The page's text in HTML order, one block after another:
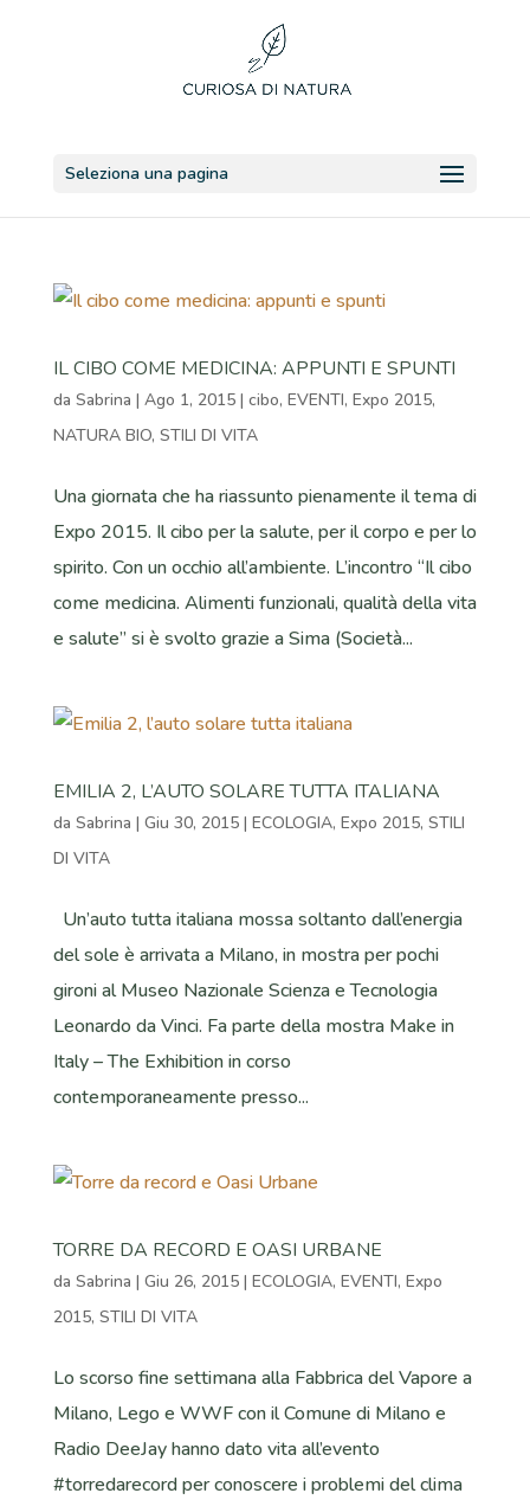
Seleziona una pagina
IL CIBO COME MEDICINA: APPUNTI E SPUNTI
da Sabrina | Ago 1, 2015| cibo, EVENTI, Expo 2015,
NATURA BIO, STILI DI VITA
Una giornata che ha riassunto pienamente il tema di
Expo 2015. Il cibo per la salute, per il corpo e per lo
spirito. Con un occhio all’ambiente. L’incontro “Il cibo
come medicina. Alimenti funzionali, qualità della vita
e salute” si è svolto grazie a Sima (Società...
EMILIA 2, L’AUTO SOLARE TUTTA ITALIANA
da Sabrina | Giu 30, 2015| ECOLOGIA, Expo 2015, STILI
DI VITA
Un’auto tutta italiana mossa soltanto dall’energia
del sole è arrivata a Milano, in mostra per pochi
gironi al Museo Nazionale Scienza e Tecnologia
Leonardo da Vinci. Fa parte della mostra Make in
Italy – The Exhibition in corso
contemporaneamente presso...
TORRE DA RECORD E OASI URBANE
da Sabrina | Giu 26, 2015| ECOLOGIA, EVENTI, Expo
2015, STILI DI VITA
Lo scorso fine settimana alla Fabbrica del Vapore a
Milano, Lego e WWF con il Comune di Milano e
Radio DeeJay hanno dato vita all’evento
#torredarecord per conoscere i problemi del clima